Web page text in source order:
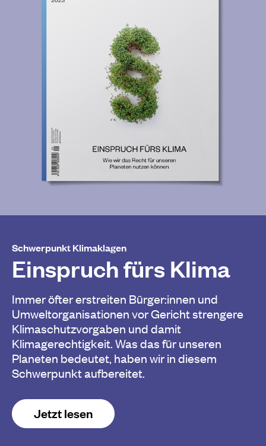
Schwerpunkt Klimaklagen
Einspruch fürs Klima
Immer öfter erstreiten Bürger:innen und
Umweltorganisationen vor Gericht strengere
Klimaschutzvorgaben und damit
Klimagerechtigkeit. Was das für unseren
Planeten bedeutet, haben wir in diesem
Schwerpunkt aufbereitet.
Jetzt lesen